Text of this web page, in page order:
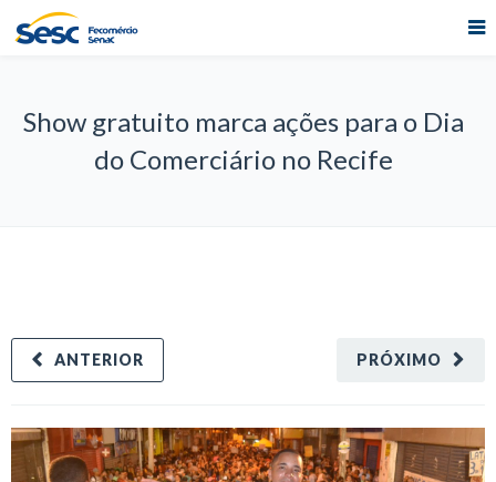
Show gratuito marca ações para o Dia
do Comerciário no Recife
PRÓXIMO
ANTERIOR